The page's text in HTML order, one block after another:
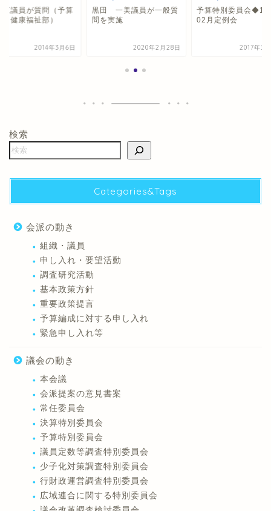
三議員が質問（予算
・健康福祉部）
2014年3月6日
黒田 一美議員が一般質
問を実施
2020年2月28日
予算特別委員会◆17
02月定例会
2017年3
検索
Categories&Tags
会派の動き
組織・議員
申し入れ・要望活動
調査研究活動
基本政策方針
重要政策提言
予算編成に対する申し入れ
緊急申し入れ等
議会の動き
本会議
会派提案の意見書案
常任委員会
決算特別委員会
予算特別委員会
議員定数等調査特別委員会
少子化対策調査特別委員会
行財政運営調査特別委員会
広域連合に関する特別委員会